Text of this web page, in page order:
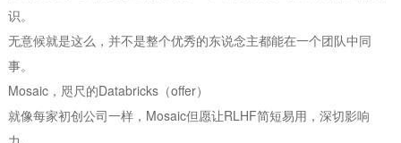
识。
无意候就是这么，并不是整个优秀的东说念主都能在一个团队中同
事。
Mosaic，咫尺的Databricks（offer）
就像每家初创公司一样，Mosaic但愿让RLHF简短易用，深切影响